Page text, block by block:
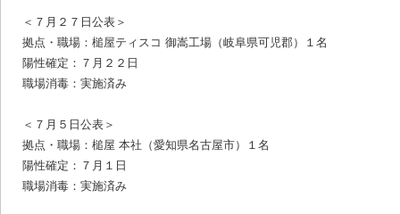
＜７月２７日公表＞
拠点・職場：槌屋ティスコ 御嵩工場（岐阜県可児郡）１名
陽性確定：７月２２日
職場消毒：実施済み
＜７月５日公表＞
拠点・職場：槌屋 本社（愛知県名古屋市）１名
陽性確定：７月１日
職場消毒：実施済み